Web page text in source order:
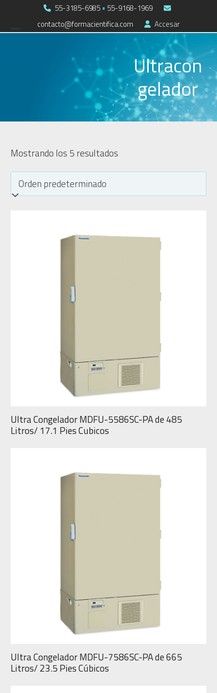
55-3185-6985 • 55-9168-1969
contacto@formacientifica.com
Accesar
Ultracon
gelador
Mostrando los 5 resultados
Ultra Congelador MDFU-5586SC-PA de 485
Litros/ 17.1 Pies Cubicos
Ultra Congelador MDFU-7586SC-PA de 665
Litros/ 23.5 Pies Cúbicos